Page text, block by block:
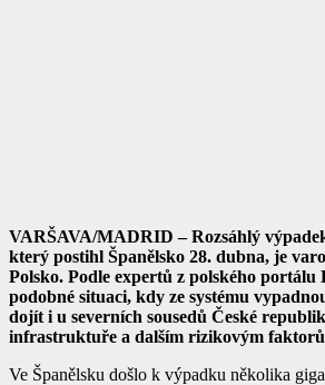
VARŠAVA/MADRID – Rozsáhlý
který postihl Španělsko 28. dubna, je
Polsko. Podle expertů z polského portálu
podobné situaci, kdy ze systému
dojít i u severních sousedů České
infrastruktuře a dalším rizikovým
Ve Španělsku došlo k výpadku několika